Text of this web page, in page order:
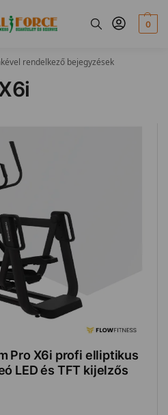
0
rendelkező bejegyzések
Pro X6i profi elliptikus
LED és TFT kijelzős